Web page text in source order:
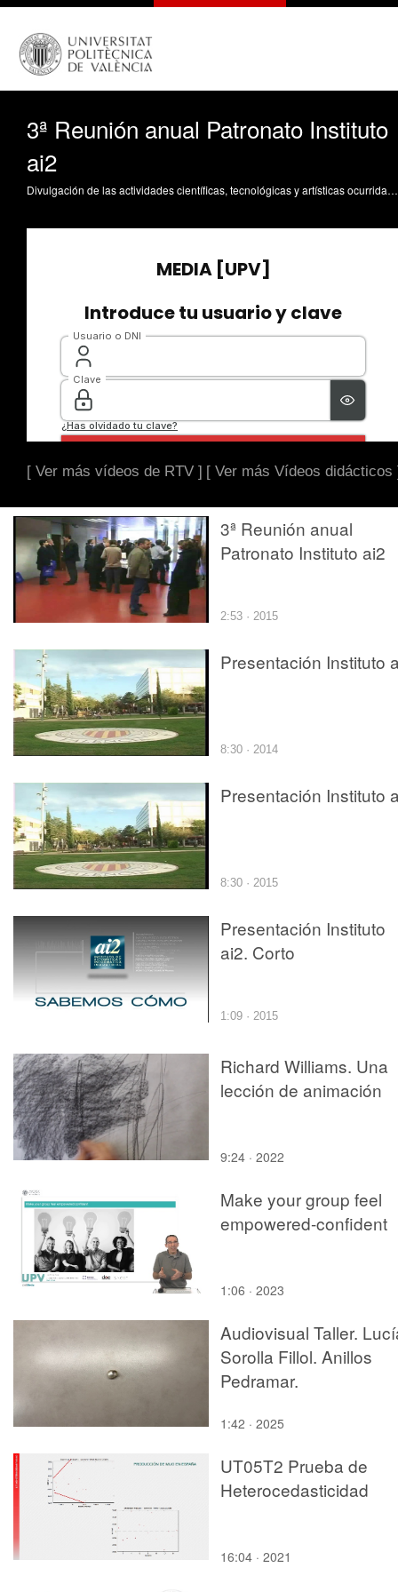
3ª Reunión anual Patronato Instituto
ai2
Divulgación de las actividades científicas, tecnológicas y artísticas ocurridas en los tres campus de la UPV
[ Ver más vídeos de RTV ] [ Ver más Vídeos didácticos
3ª Reunión anual
Patronato Instituto ai2
2:53 · 2015
Presentación Instituto
8:30 · 2014
Presentación Instituto
8:30 · 2015
Presentación Instituto
ai2. Corto
1:09 · 2015
Richard Williams. Una
lección de animación
9:24 · 2022
Make your group feel
empowered-confident
1:06 · 2023
Audiovisual Taller.
Sorolla Fillol. Anillos
Pedramar.
1:42 · 2025
UT05T2 Prueba de
Heterocedasticidad
16:04 · 2021